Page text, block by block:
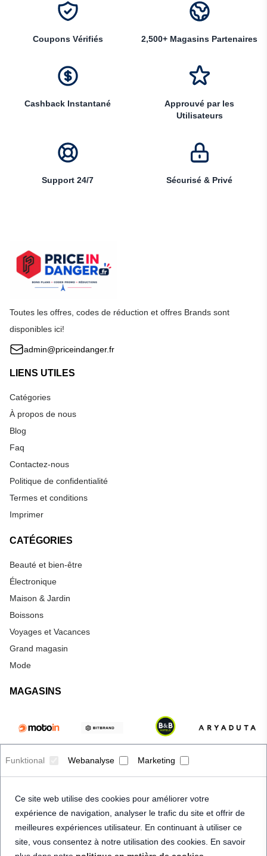
Coupons Vérifiés 2,500+ Magasins Partenaires
Cashback Instantané
Approuvé par les
Utilisateurs
Support 24/7 Sécurisé & Privé
Funktional Webanalyse Marketing
Ce site web utilise des cookies pour améliorer votre
expérience de navigation, analyser le trafic du site et offrir de
meilleures expériences utilisateur. En continuant à utiliser ce
site, vous consentez à notre utilisation des cookies. En savoir
Toutes les offres, codes de réduction et offres Brands sont
disponibles ici!
admin@priceindanger.fr
LIENS UTILES
Catégories
À propos de nous
Blog
Faq
Contactez-nous
Politique de confidentialité
Termes et conditions
Imprimer
CATÉGORIES
Beauté et bien-être
Électronique
Maison & Jardin
Boissons
Voyages et Vacances
Grand magasin
Mode
MAGASINS